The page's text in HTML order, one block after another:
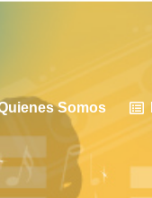
Somos 